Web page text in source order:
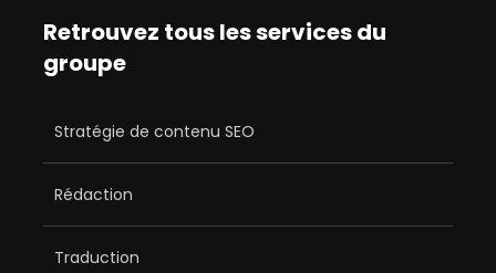
Retrouvez tous les services du
groupe
Stratégie de contenu SEO
Rédaction
Traduction